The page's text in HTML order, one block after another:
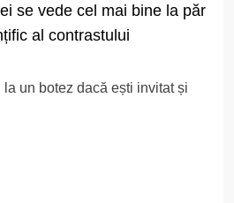
se vede cel mai bine la păr
al contrastului